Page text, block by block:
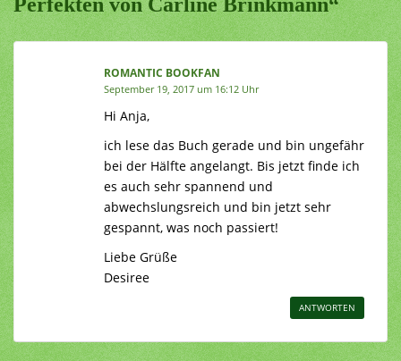
ROMANTIC BOOKFAN
September 19, 2017 um 16:12 Uhr
Hi Anja,
ich lese das Buch gerade und bin ungefähr
bei der Hälfte angelangt. Bis jetzt finde ich
es auch sehr spannend und
abwechslungsreich und bin jetzt sehr
gespannt, was noch passiert!
Liebe Grüße
Desiree
ANTWORTEN